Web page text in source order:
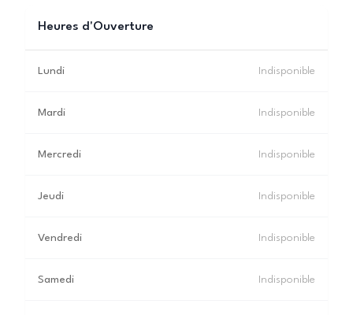
Heures d'Ouverture
Lundi Indisponible
Mardi Indisponible
Mercredi Indisponible
Jeudi Indisponible
Vendredi Indisponible
Samedi Indisponible